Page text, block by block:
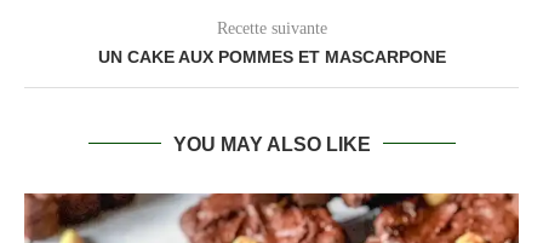
Recette suivante
UN CAKE AUX POMMES ET MASCARPONE
YOU MAY ALSO LIKE